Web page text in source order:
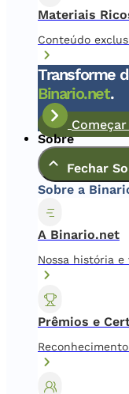
Materiais
Conteúdo
Transforme
Binario.net.
Sobre
Fechar
Sobre a
A Binario.net
Nossa história e
Prêmios e